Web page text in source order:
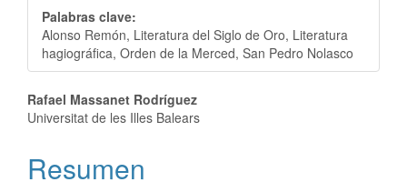
Palabras clave:
Alonso Remón, Literatura del Siglo de Oro, Literatura
hagiográfica, Orden de la Merced, San Pedro Nolasco
Rafael Massanet Rodríguez
Universitat de les Illes Balears
Resumen